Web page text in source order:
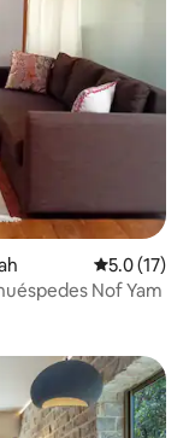
Calificación
5.0 (17)
Nof Yam Casa de huéspedes Nof Yam